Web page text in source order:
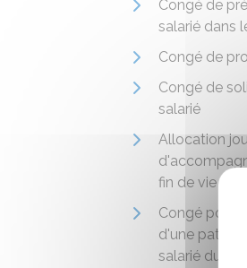
Congé de
salarié dans
Congé de
Congé de
salarié
Allocation
fin de vie
Congé pour
d'une
salarié du